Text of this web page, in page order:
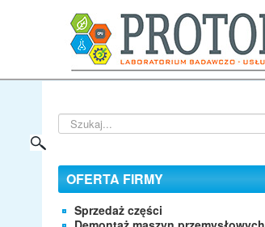
Szukaj...
OFERTA FIRMY
Sprzedaż części